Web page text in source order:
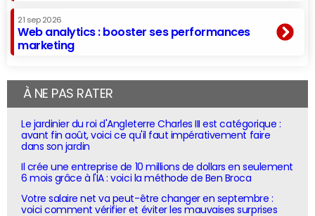
21 sep 2026
Web analytics : booster ses performances
marketing
À NE PAS RATER
Le jardinier du roi d'Angleterre Charles III est catégorique :
avant fin août, voici ce qu'il faut impérativement faire
dans son jardin
Il crée une entreprise de 10 millions de dollars en seulement
6 mois grâce à l'IA : voici la méthode de Ben Broca
Votre salaire net va peut-être changer en septembre :
voici comment vérifier et éviter les mauvaises surprises